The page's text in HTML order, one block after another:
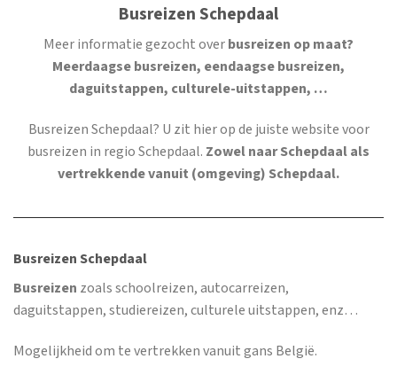
Busreizen Schepdaal
Meer informatie gezocht overbusreizen op maat?
Meerdaagse busreizen, eendaagse busreizen,
daguitstappen, culturele-uitstappen, …
Busreizen Schepdaal? U zit hier op de juiste website voor
busreizen in regio Schepdaal. Zowel naar Schepdaal als
vertrekkende vanuit (omgeving) Schepdaal.
Busreizen Schepdaal
Busreizen zoals schoolreizen, autocarreizen,
daguitstappen, studiereizen, culturele uitstappen, enz…
Mogelijkheid om te vertrekken vanuit gans België.